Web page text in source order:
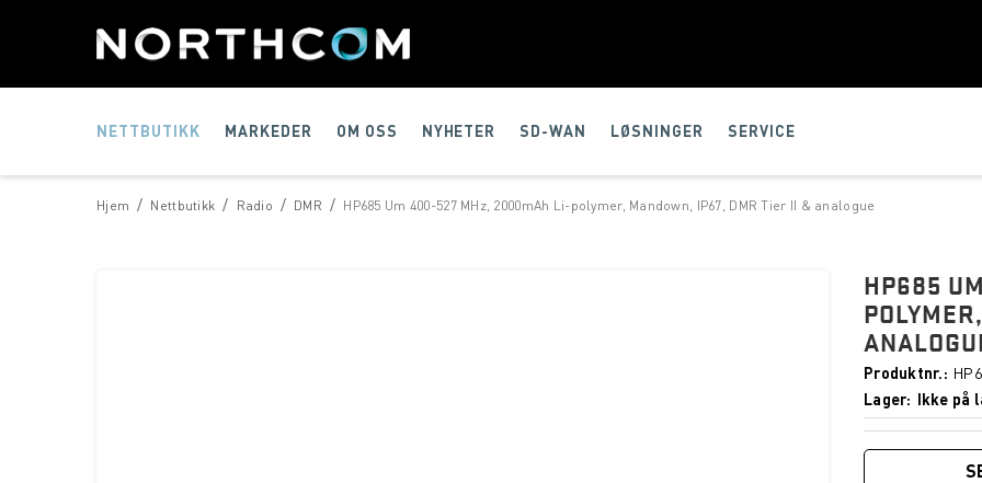
NETTBUTIKK MARKEDER OM OSS NYHETER SD-WAN LØSNINGER SERVICE
/
Hjem /
Nettbutikk /
Radio /
DMR HP685 Um 400-527 MHz, 2000mAh Li-polymer, Mandown, IP67, DMR Tier II & analogue
HP685
Produktnr.
Lager
Ikke på